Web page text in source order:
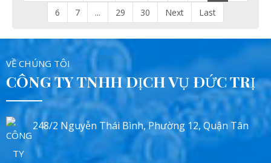
6
7 ... 29 30 Next Last
VỀ CHÚNG TÔI
CÔNG TY TNHH DỊCH VỤ ĐỨC TRỊ
248/2 Nguyễn Thái Bình, Phường 12, Quận Tân